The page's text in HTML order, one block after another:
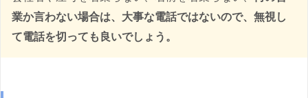
業か言わない場合は、大事な電話ではないので、無視し
て電話を切っても良いでしょう。